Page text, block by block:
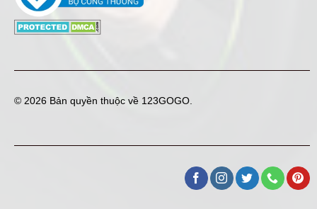
© 2026 Bản quyền thuộc về 123GOGO